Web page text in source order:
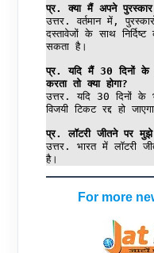
प्र. क्या मैं अपने
उत्तर. वर्तमान में,
दस्तावेजों के साथ
सकता है।
प्र. यदि मैं 30 दिनों के
करता तो क्या होगा?
उत्तर. यदि 30 दिनों के
विजयी टिकट रद्द हो
प्र. लॉटरी जीतने पर मुझे
उत्तर. भारत में लॉटरी
है।
For more